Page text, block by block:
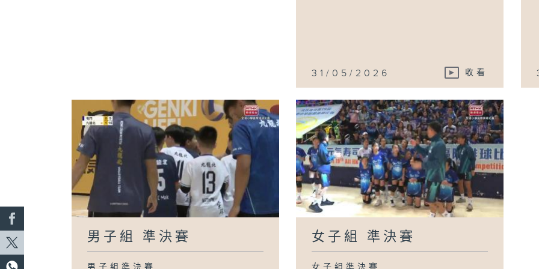
31/05/2026 收看
男子組 準決賽
男子組準決賽
女子組 準決賽
女子組準決賽